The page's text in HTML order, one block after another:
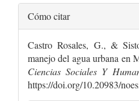
Detalles
del
artículo
Cómo citar
Castro Rosales, G., &
manejo del agua urbana en
Ciencias Sociales Y
https://doi.org/10.20983/